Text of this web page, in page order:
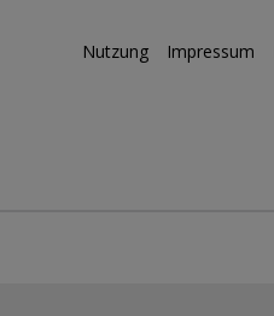
Nutzung Impressum